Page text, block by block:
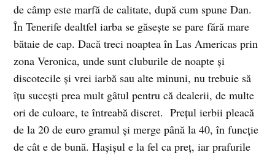
de câmp este marfă de calitate, după cum spune Dan.
În Tenerife dealtfel iarba se găseşte se pare fără mare
bătaie de cap. Dacă treci noaptea în Las Americas prin
zona Veronica, unde sunt cluburile de noapte şi
discotecile şi vrei iarbă sau alte minuni, nu trebuie să
îţu suceşti prea mult gâtul pentru că dealerii, de multe
ori de culoare, te întreabă discret. Preţul ierbii pleacă
de la 20 de euro gramul şi merge până la 40, în funcţie
de cât e de bună. Haşişul e la fel ca preţ, iar prafurile